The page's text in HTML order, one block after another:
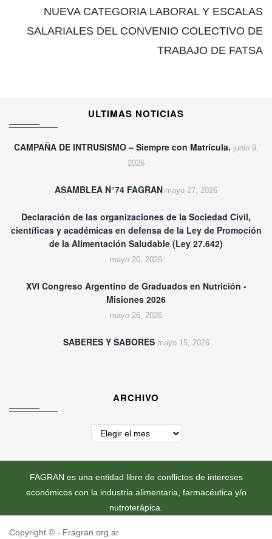
NUEVA CATEGORIA LABORAL Y ESCALAS
SALARIALES DEL CONVENIO COLECTIVO DE
TRABAJO DE FATSA
ULTIMAS NOTICIAS
CAMPAÑA DE INTRUSISMO – Siempre con Matrícula. junio 9,
2026
ASAMBLEA N°74 FAGRAN mayo 27, 2026
Declaración de las organizaciones de la Sociedad Civil,
científicas y académicas en defensa de la Ley de Promoción
de la Alimentación Saludable (Ley 27.642)
mayo 26, 2026
XVI Congreso Argentino de Graduados en Nutrición -
Misiones 2026
mayo 26, 2026
SABERES Y SABORES mayo 15, 2026
ARCHIVO
Archivo
FAGRAN es una entidad libre de conflictos de intereses
económicos con la industria alimentaria, farmacéutica y/o
nutroterápica.
Copyright © - Fragran.org.ar